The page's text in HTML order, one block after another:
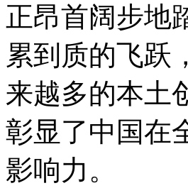
正昂首阔步地
累到质的飞跃
来越多的本土
彰显了中国在
影响力。